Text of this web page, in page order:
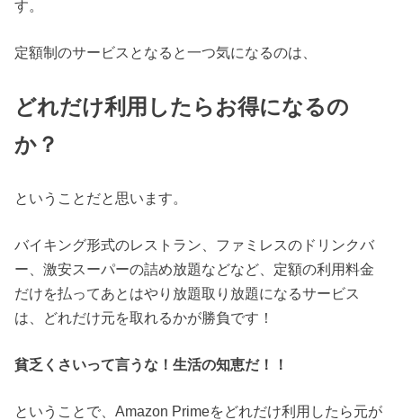
す。
定額制のサービスとなると一つ気になるのは、
どれだけ利用したらお得になるの
か？
ということだと思います。
バイキング形式のレストラン、ファミレスのドリンクバ
ー、激安スーパーの詰め放題などなど、定額の利用料金
だけを払ってあとはやり放題取り放題になるサービス
は、どれだけ元を取れるかが勝負です！
貧乏くさいって言うな！生活の知恵だ！！
ということで、Amazon Primeをどれだけ利用したら元が